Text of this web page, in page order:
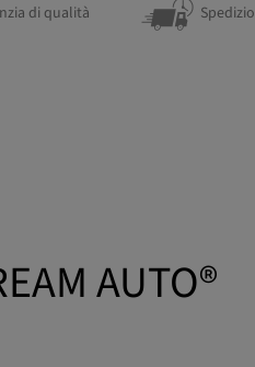
di qualità
AUTO®